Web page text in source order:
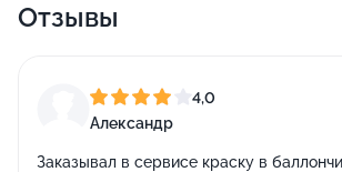
Отзывы
4,0
Александр
Заказывал в сервисе краску в